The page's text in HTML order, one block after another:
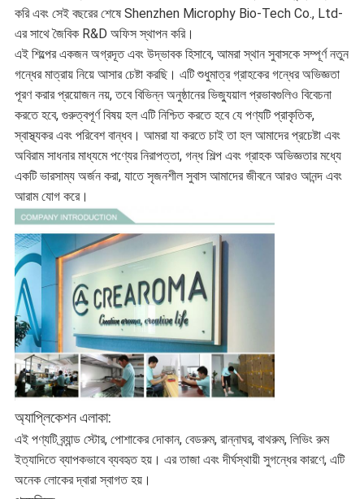
করি এবং সেই বছরের শেষে Shenzhen Microphy Bio-Tech Co., Ltd-
এর সাথে জৈবিক R&D অফিস স্থাপন করি।
এই শিল্পের একজন অগ্রদূত এবং উদ্ভাবক হিসাবে, আমরা স্থান সুবাসকে সম্পূর্ণ নতুন
গন্ধের মাত্রায় নিয়ে আসার চেষ্টা করছি। এটি শুধুমাত্র গ্রাহকের গন্ধের অভিজ্ঞতা
পূরণ করার প্রয়োজন নয়, তবে বিভিন্ন অনুষ্ঠানের ভিজ্যুয়াল প্রভাবগুলিও বিবেচনা
করতে হবে, গুরুত্বপূর্ণ বিষয় হল এটি নিশ্চিত করতে হবে যে পণ্যটি প্রাকৃতিক,
স্বাস্থ্যকর এবং পরিবেশ বান্ধব। আমরা যা করতে চাই তা হল আমাদের প্রচেষ্টা এবং
অবিরাম সাধনার মাধ্যমে পণ্যের নিরাপত্তা, গন্ধ শিল্প এবং গ্রাহক অভিজ্ঞতার মধ্যে
একটি ভারসাম্য অর্জন করা, যাতে সৃজনশীল সুবাস আমাদের জীবনে আরও আনন্দ এবং
আরাম যোগ করে।
অ্যাপ্লিকেশন এলাকা:
এই পণ্যটি ব্র্যান্ড স্টোর, পোশাকের দোকান, বেডরুম, রান্নাঘর, বাথরুম, লিভিং রুম
ইত্যাদিতে ব্যাপকভাবে ব্যবহৃত হয়। এর তাজা এবং দীর্ঘস্থায়ী সুগন্ধের কারণে, এটি
অনেক লোকের দ্বারা স্বাগত হয়।